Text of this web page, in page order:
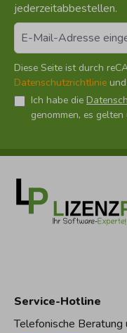
jederzeitabbestellen.
Diese Seite ist durch
Datenschutzrichtlinie und
Ich habe die
genommen, es gelten
Service-Hotline
Telefonische Beratung